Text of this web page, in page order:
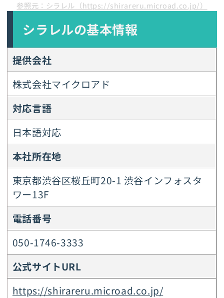
参照元：シラレル（https://shirareru.microad.co.jp/）
シラレルの基本情報
提供会社
株式会社マイクロアド
対応言語
日本語対応
本社所在地
東京都渋谷区桜丘町20-1 渋谷インフォスタ
ワー13F
電話番号
050-1746-3333
公式サイトURL
https://shirareru.microad.co.jp/